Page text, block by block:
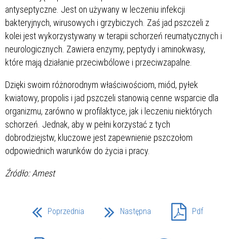
antyseptyczne. Jest on używany w leczeniu infekcji
bakteryjnych, wirusowych i grzybiczych. Zaś jad pszczeli z
kolei jest wykorzystywany w terapii schorzeń reumatycznych i
neurologicznych. Zawiera enzymy, peptydy i aminokwasy,
które mają działanie przeciwbólowe i przeciwzapalne.
Dzięki swoim różnorodnym właściwościom, miód, pyłek
kwiatowy, propolis i jad pszczeli stanowią cenne wsparcie dla
organizmu, zarówno w profilaktyce, jak i leczeniu niektórych
schorzeń. Jednak, aby w pełni korzystać z tych
dobrodziejstw, kluczowe jest zapewnienie pszczołom
odpowiednich warunków do życia i pracy.
Źródło: Amest
Poprzednia Następna Pdf